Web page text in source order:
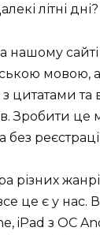
літні дні?
нашому
мовою,
цитатами та
Зробити це
різних
це є у нас.
iPad з ОС